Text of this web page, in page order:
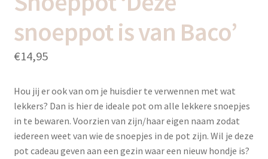
snoeppot is van Baco’
€14,95
Hou jij er ook van om je huisdier te verwennen met wat
lekkers? Dan is hier de ideale pot om alle lekkere snoepjes
in te bewaren. Voorzien van zijn/haar eigen naam zodat
iedereen weet van wie de snoepjes in de pot zijn. Wil je deze
pot cadeau geven aan een gezin waar een nieuw hondje is?